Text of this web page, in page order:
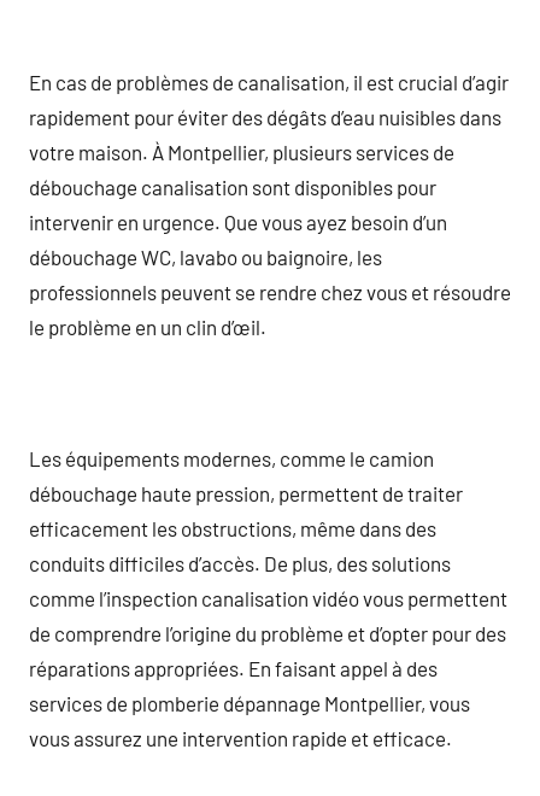
En cas de problèmes de canalisation, il est crucial d’agir
rapidement pour éviter des dégâts d’eau nuisibles dans
votre maison. À Montpellier, plusieurs services de
débouchage canalisation sont disponibles pour
intervenir en urgence. Que vous ayez besoin d’un
débouchage WC, lavabo ou baignoire, les
professionnels peuvent se rendre chez vous et résoudre
le problème en un clin d’œil.
Les équipements modernes, comme le camion
débouchage haute pression, permettent de traiter
efficacement les obstructions, même dans des
conduits difficiles d’accès. De plus, des solutions
comme l’inspection canalisation vidéo vous permettent
de comprendre l’origine du problème et d’opter pour des
réparations appropriées. En faisant appel à des
services de plomberie dépannage Montpellier, vous
vous assurez une intervention rapide et efficace.